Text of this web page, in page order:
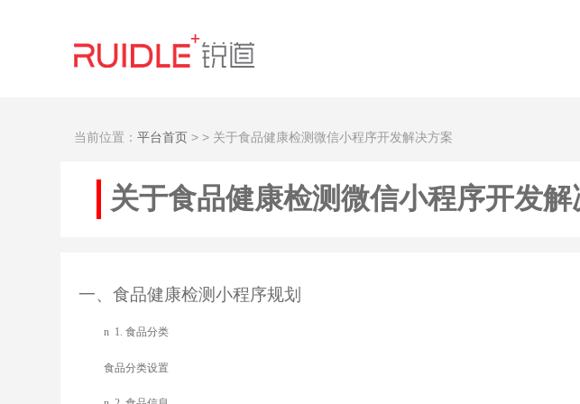
当前位置： 平台首页 > > 关于食品健康检测微信小程序开发解决方案
关于食品健康检测微信小程序开发解
一、食品健康检测小程序规划
n 1. 食品分类
食品分类设置